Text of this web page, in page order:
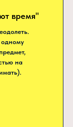
время"
одному
на